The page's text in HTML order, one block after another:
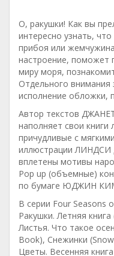
О, ракушки! Как вы
интересно узнать,
прибоя или
настроение, поможет
миру моря,
Отдельного внимания
исполнение обложки,
Автор текстов
наполняет свои
причудливые с
иллюстрации ЛИНДСИ
вплетены мотивы
Pop up (объемные)
по бумаге ЮДЖИН
В серии Four Seasons
Ракушки. Летняя
Листья. Что такое
Book), Снежинки
Цветы. Весенняя